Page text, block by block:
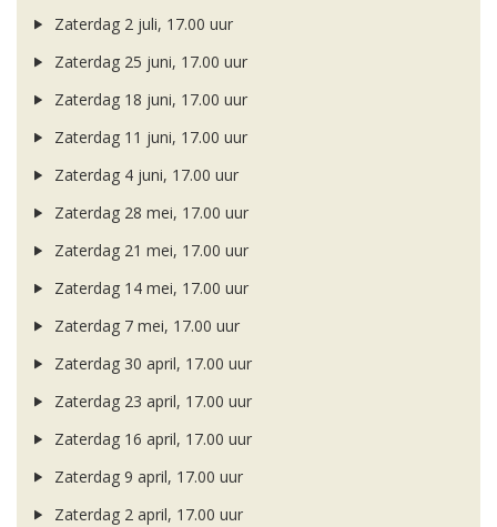
Zaterdag 2 juli, 17.00 uur
Zaterdag 25 juni, 17.00 uur
Zaterdag 18 juni, 17.00 uur
Zaterdag 11 juni, 17.00 uur
Zaterdag 4 juni, 17.00 uur
Zaterdag 28 mei, 17.00 uur
Zaterdag 21 mei, 17.00 uur
Zaterdag 14 mei, 17.00 uur
Zaterdag 7 mei, 17.00 uur
Zaterdag 30 april, 17.00 uur
Zaterdag 23 april, 17.00 uur
Zaterdag 16 april, 17.00 uur
Zaterdag 9 april, 17.00 uur
Zaterdag 2 april, 17.00 uur